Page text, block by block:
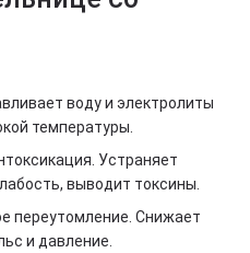
воду и электролиты
температуры.
Устраняет
выводит токсины.
переутомление. Снижает
и давление.